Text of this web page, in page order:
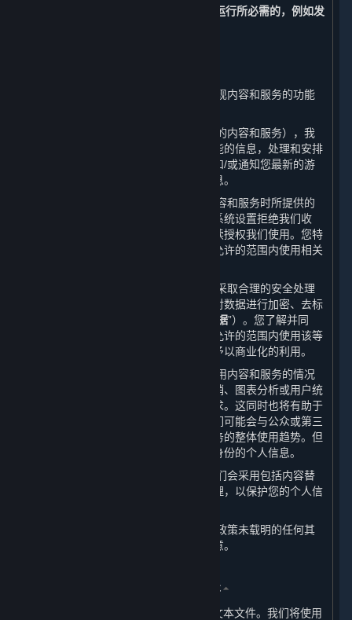
9. 维护所提供的内容和服务的安全稳定运行所必需的，例如发
（一） 我们会根据本政策的规定并为实现内容和服务的功能
（二） 根据收集的数据（包括您所订购的内容和服务），我
们会通知您有关更新或升级的服务和功能的信息，处理和安排
您所需的客户支持、技术咨询或问题，和/或通知您最新的游
戏更新、竞赛、促销信息、特殊活动信息。
（三） 请您注意，就您在使用我们的内容和服务时所提供的
所有个人信息，除非被您删除或您通过系统设置拒绝我们收
集，否则您将被视为在使用平台期间持续授权我们使用。您特
此同意，我们和我们的合作伙伴在法律允许的范围内使用相关
（四） 在收集您的个人信息后，我们会采取合理的安全处理
措施来保护信息的安全性，例如，通过对数据进行加密、去标
已处理数据”）。您了解并同
意，我们和我们的合作伙伴有权在法律允许的范围内使用该等
已处理数据并对用户数据库进行分析并予以商业化的利用。
（五） 我们和我们的合作伙伴会对您使用内容和服务的情况
进行统计，将这些统计信息用于市场营销、图表分析或用户统
计中，以使内容和服务更加符合您的需求。这同时也将有助于
我们更好地理解和服务我们的用户。我们可能会与公众或第三
方共享这些统计信息，以展示内容和服务的整体使用趋势。但
这些统计信息不包含任何可用来识别您身份的个人信息。
（六） 当我们展示您的个人信息时，我们会采用包括内容替
换、假名等方式对您的个人信息进行处理，以保护您的个人信
（七） 当我们要将您的个人信息用于本政策未载明的任何其
他用途时，我们会再次征求您的授权同意。
三、 我们如何使用Cookie及其同类技术 ⏶
（一） Cookies是放置于您计算机上的文本文件。我们将使用